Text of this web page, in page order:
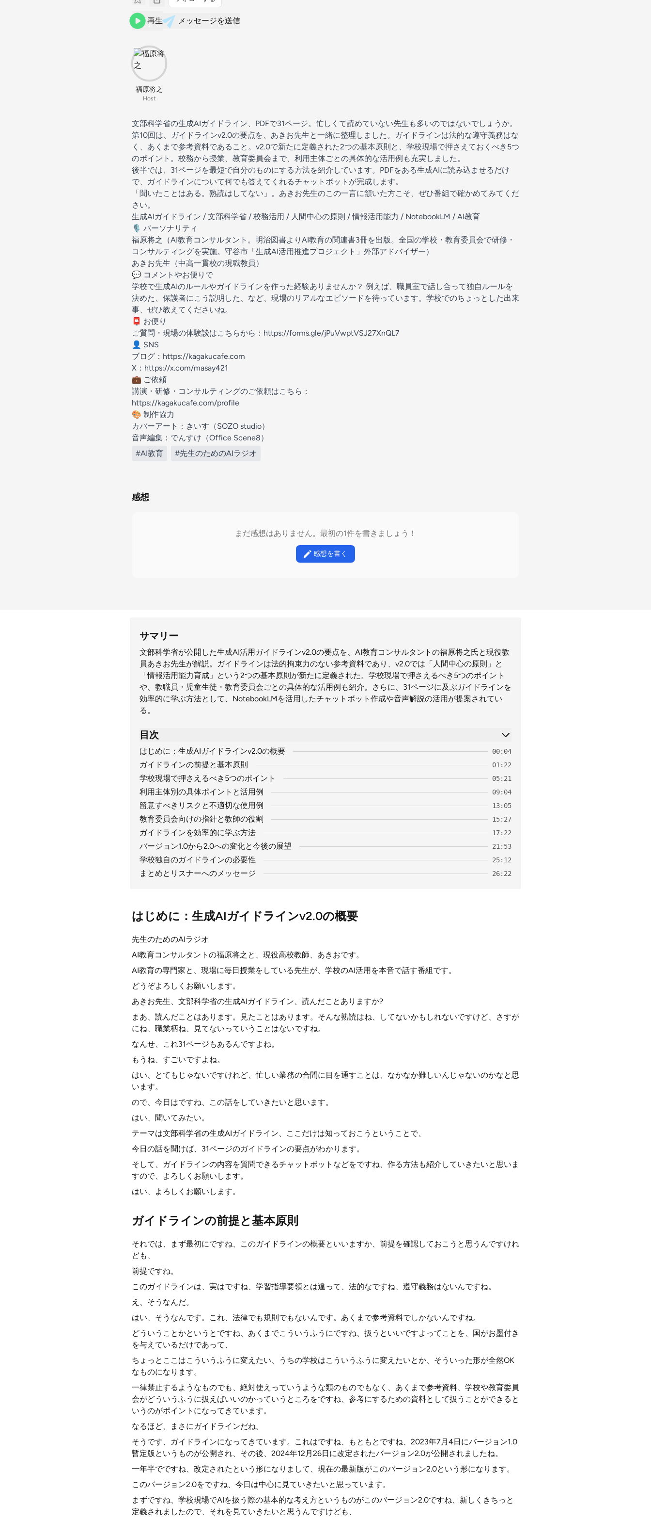
再生 メッセージを送信
福原将之
Host
文部科学省の生成AIガイドライン、PDFで31ページ。忙しくて読めていない先生も多いのではないでしょうか。
第10回は、ガイドラインv2.0の要点を、あきお先生と一緒に整理しました。ガイドラインは法的な遵守義務はな
く、あくまで参考資料であること。v2.0で新たに定義された2つの基本原則と、学校現場で押さえておくべき5つ
のポイント。校務から授業、教育委員会まで、利用主体ごとの具体的な活用例も充実しました。
後半では、31ページを最短で自分のものにする方法を紹介しています。PDFをある生成AIに読み込ませるだけ
で、ガイドラインについて何でも答えてくれるチャットボットが完成します。
「聞いたことはある。熟読はしてない」。あきお先生のこの一言に頷いた方こそ、ぜひ番組で確かめてみてくだ
さい。
生成AIガイドライン / 文部科学省 / 校務活用 / 人間中心の原則 / 情報活用能力 / NotebookLM / AI教育
🎙 パーソナリティ
福原将之（AI教育コンサルタント。明治図書よりAI教育の関連書3冊を出版。全国の学校・教育委員会で研修・
コンサルティングを実施。守谷市「生成AI活用推進プロジェクト」外部アドバイザー）
あきお先生（中高一貫校の現職教員）
💬 コメントやお便りで
学校で生成AIのルールやガイドラインを作った経験ありませんか？ 例えば、職員室で話し合って独自ルールを
決めた、保護者にこう説明した、など、現場のリアルなエピソードを待っています。学校でのちょっとした出来
事、ぜひ教えてくださいね。
📮 お便り
ご質問・現場の体験談はこちらから： https://forms.gle/jPuVwptVSJ27XnQL7
👤 SNS
ブログ： https://kagakucafe.com
X： https://x.com/masay421
💼 ご依頼
講演・研修・コンサルティングのご依頼はこちら：
https://kagakucafe.com/profile
🎨 制作協力
カバーアート：きいす（SOZO studio）
音声編集：でんすけ（Office Scene8）
#AI教育
#先生のためのAIラジオ
感想
まだ感想はありません。最初の1件を書きましょう！
感想を書く
サマリー
文部科学省が公開した生成AI活用ガイドラインv2.0の要点を、AI教育コンサルタントの福原将之氏と現役教
員あきお先生が解説。ガイドラインは法的拘束力のない参考資料であり、v2.0では「人間中心の原則」と
「情報活用能力育成」という2つの基本原則が新たに定義された。学校現場で押さえるべき5つのポイント
や、教職員・児童生徒・教育委員会ごとの具体的な活用例も紹介。さらに、31ページに及ぶガイドラインを
効率的に学ぶ方法として、NotebookLMを活用したチャットボット作成や音声解説の活用が提案されてい
る。
目次
はじめに：生成AIガイドラインv2.0の概要 00:04
ガイドラインの前提と基本原則 01:22
学校現場で押さえるべき5つのポイント 05:21
利用主体別の具体ポイントと活用例 09:04
留意すべきリスクと不適切な使用例 13:05
教育委員会向けの指針と教師の役割 15:27
ガイドラインを効率的に学ぶ方法 17:22
バージョン1.0から2.0への変化と今後の展望 21:53
学校独自のガイドラインの必要性 25:12
まとめとリスナーへのメッセージ 26:22
はじめに：生成AIガイドラインv2.0の概要
先生のためのAIラジオ
AI教育コンサルタントの福原将之と、現役高校教師、あきおです。
AI教育の専門家と、現場に毎日授業をしている先生が、学校のAI活用を本音で話す番組です。
どうぞよろしくお願いします。
あきお先生、文部科学省の生成AIガイドライン、読んだことありますか?
まあ、読んだことはあります。見たことはあります。そんな熟読はね、してないかもしれないですけど、さすが
にね、職業柄ね、見てないっていうことはないですね。
なんせ、これ31ページもあるんですよね。
もうね、すごいですよね。
はい、とてもじゃないですけれど、忙しい業務の合間に目を通すことは、なかなか難しいんじゃないのかなと思
います。
ので、今日はですね、この話をしていきたいと思います。
はい、聞いてみたい。
テーマは文部科学省の生成AIガイドライン、ここだけは知っておこうということで、
今日の話を聞けば、31ページのガイドラインの要点がわかります。
そして、ガイドラインの内容を質問できるチャットボットなどをですね、作る方法も紹介していきたいと思いま
すので、よろしくお願いします。
はい、よろしくお願いします。
ガイドラインの前提と基本原則
それでは、まず最初にですね、このガイドラインの概要といいますか、前提を確認しておこうと思うんですけれ
ども、
前提ですね。
このガイドラインは、実はですね、学習指導要領とは違って、法的なですね、遵守義務はないんですね。
え、そうなんだ。
はい、そうなんです。これ、法律でも規則でもないんです。あくまで参考資料でしかないんですね。
どういうことかというとですね、あくまでこういうふうにですね、扱うといいですよってことを、国がお墨付き
を与えているだけであって、
ちょっとここはこういうふうに変えたい、うちの学校はこういうふうに変えたいとか、そういった形が全然OK
なものになります。
一律禁止するようなものでも、絶対使えっていうような類のものでもなく、あくまで参考資料、学校や教育委員
会がどういうふうに扱えばいいのかっていうところをですね、参考にするための資料として扱うことができると
いうのがポイントになってきています。
なるほど、まさにガイドラインだね。
そうです、ガイドラインになってきています。これはですね、もともとですね、2023年7月4日にバージョン1.0
暫定版というものが公開され、その後、2024年12月26日に改定されたバージョン2.0が公開されましたね。
一年半でですね、改定されたという形になりまして、現在の最新版がこのバージョン2.0という形になります。
このバージョン2.0をですね、今日は中心に見ていきたいと思っています。
まずですね、学校現場でAIを扱う際の基本的な考え方というものがこのバージョン2.0ですね、新しくきちっと
定義されましたので、それを見ていきたいと思うんですけども、